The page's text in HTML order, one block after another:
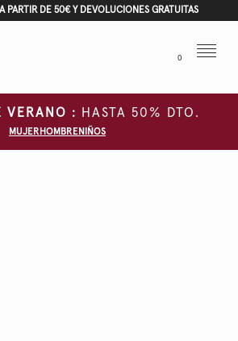
PARTIR DE 50€ Y DEVOLUCIONES GRATUITAS
0
Menu
VERANO : HASTA 50% DTO.
MUJER HOMBRENIÑOS